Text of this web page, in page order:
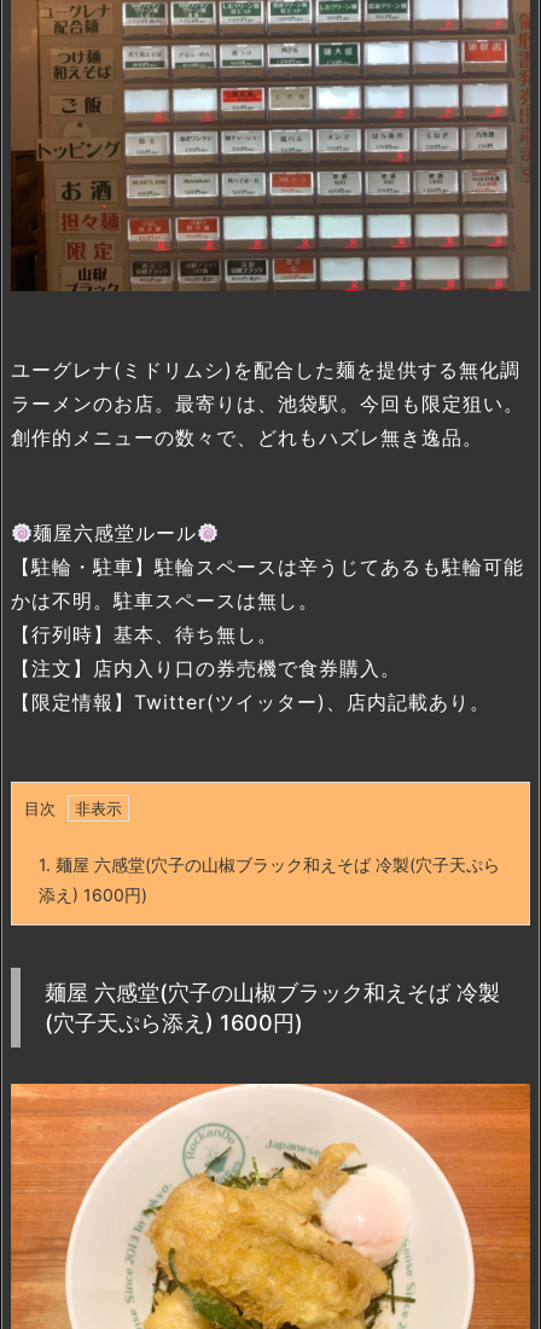
ユーグレナ(ミドリムシ)を配合した麺を提供する無化調
ラーメンのお店。最寄りは、池袋駅。今回も限定狙い。
創作的メニューの数々で、どれもハズレ無き逸品。
麺屋六感堂ルール
【駐輪・駐車】駐輪スペースは辛うじてあるも駐輪可能
かは不明。駐車スペースは無し。
【行列時】基本、待ち無し。
【注文】店内入り口の券売機で食券購入。
【限定情報】Twitter(ツイッター)、店内記載あり。
目次
1. 麺屋 六感堂(穴子の山椒ブラック和えそば 冷製(穴子天ぷら
添え) 1600円)
麺屋 六感堂(穴子の山椒ブラック和えそば 冷製
(穴子天ぷら添え) 1600円)